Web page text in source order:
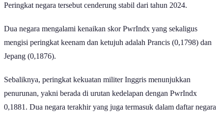
Peringkat negara tersebut cenderung stabil dari tahun 2024.
Dua negara mengalami kenaikan skor PwrIndx yang sekaligus
mengisi peringkat keenam dan ketujuh adalah Prancis (0,1798) dan
Jepang (0,1876).
Sebaliknya, peringkat kekuatan militer Inggris menunjukkan
penurunan, yakni berada di urutan kedelapan dengan PwrIndx
0,1881. Dua negara terakhir yang juga termasuk dalam daftar negara